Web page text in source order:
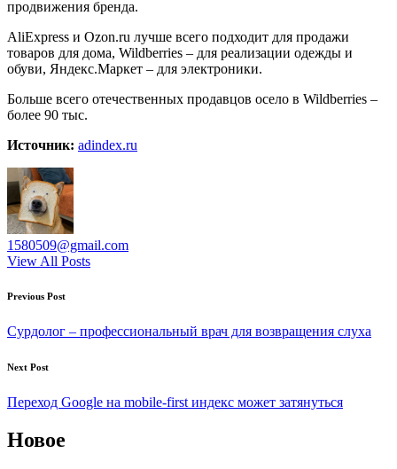
продвижения бренда.
AliExpress и Ozon.ru лучше всего подходит для продажи
товаров для дома, Wildberries – для реализации одежды и
обуви, Яндекс.Маркет – для электроники.
Больше всего отечественных продавцов осело в Wildberries –
более 90 тыс.
Источник: adindex.ru
1580509@gmail.com
View All Posts
Post
navigation
Previous Post
Сурдолог – профессиональный врач для возвращения слуха
Next Post
Переход Google на mobile-first индекс может затянуться
Новое